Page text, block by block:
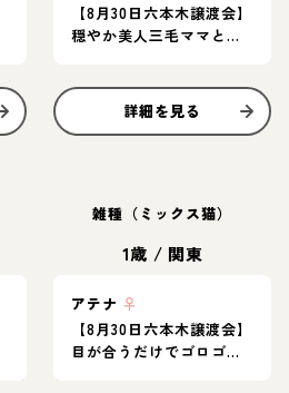
【8月30日六本木譲渡会】
穏やか美人三毛ママと甘
詳細を見る
雑種（ミックス猫）
1歳 / 関東
アテナ ♀
【8月30日六本木譲渡会】
目が合うだけでゴロゴロ